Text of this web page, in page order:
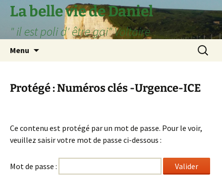
Aller
contenu
La belle vie de Daniel
" il est poli d' être gai" Voltaire
Menu
Protégé : Numéros clés -Urgence-ICE
Ce contenu est protégé par un mot de passe. Pour le voir,
veuillez saisir votre mot de passe ci-dessous :
Mot de passe :